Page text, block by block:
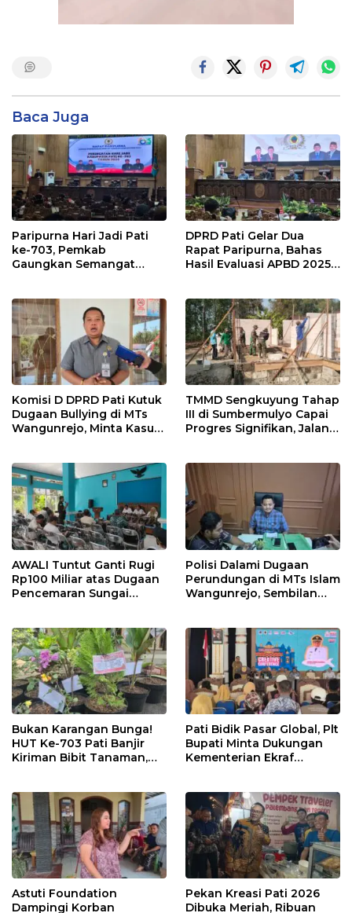
Baca Juga
Paripurna Hari Jadi Pati
ke-703, Pemkab
Gaungkan Semangat
DPRD Pati Gelar Dua
Rapat Paripurna, Bahas
Hasil Evaluasi APBD 2025
Komisi D DPRD Pati Kutuk
Dugaan Bullying di MTs
Wangunrejo, Minta Kasus
TMMD Sengkuyung Tahap
III di Sumbermulyo Capai
Progres Signifikan, Jalan
AWALI Tuntut Ganti Rugi
Rp100 Miliar atas Dugaan
Pencemaran Sungai
Polisi Dalami Dugaan
Perundungan di MTs Islam
Wangunrejo, Sembilan
Bukan Karangan Bunga!
HUT Ke-703 Pati Banjir
Kiriman Bibit Tanaman,
Pati Bidik Pasar Global, Plt
Bupati Minta Dukungan
Kementerian Ekraf
Astuti Foundation
Dampingi Korban
Pekan Kreasi Pati 2026
Dibuka Meriah, Ribuan